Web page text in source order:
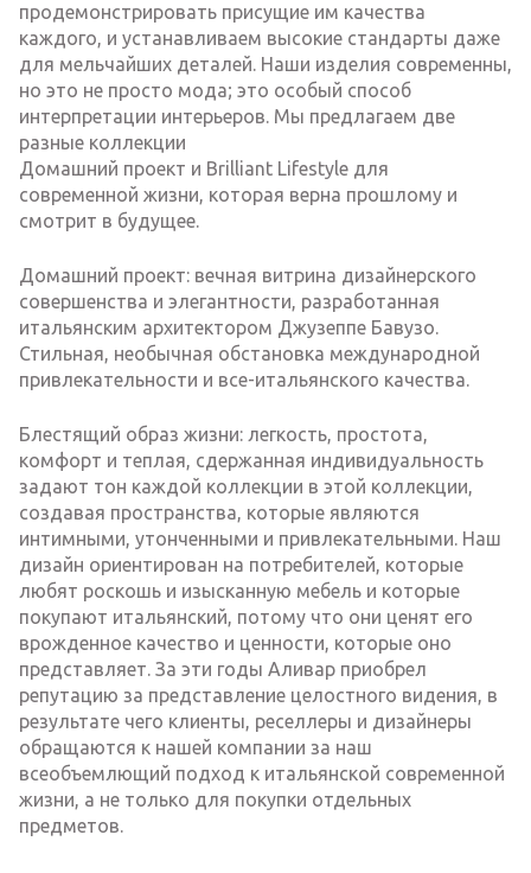
продемонстрировать присущие им качества
каждого, и устанавливаем высокие стандарты даже
для мельчайших деталей. Наши изделия современны,
но это не просто мода; это особый способ
интерпретации интерьеров. Мы предлагаем две
разные коллекции
Домашний проект и Brilliant Lifestyle для
современной жизни, которая верна прошлому и
смотрит в будущее.
Домашний проект: вечная витрина дизайнерского
совершенства и элегантности, разработанная
итальянским архитектором Джузеппе Бавузо.
Стильная, необычная обстановка международной
привлекательности и все-итальянского качества.
Блестящий образ жизни: легкость, простота,
комфорт и теплая, сдержанная индивидуальность
задают тон каждой коллекции в этой коллекции,
создавая пространства, которые являются
интимными, утонченными и привлекательными. Наш
дизайн ориентирован на потребителей, которые
любят роскошь и изысканную мебель и которые
покупают итальянский, потому что они ценят его
врожденное качество и ценности, которые оно
представляет. За эти годы Аливар приобрел
репутацию за представление целостного видения, в
результате чего клиенты, реселлеры и дизайнеры
обращаются к нашей компании за наш
всеобъемлющий подход к итальянской современной
жизни, а не только для покупки отдельных
предметов.